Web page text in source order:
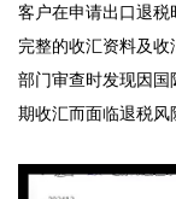
客户在申请出口退
完整的收汇资料及
部门审查时发现因
期收汇而面临退税风